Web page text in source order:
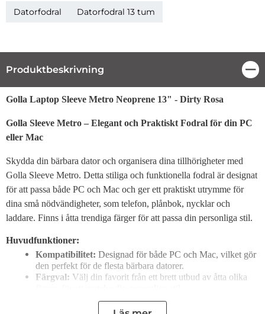
Datorfodral Datorfodral 13 tum
Produktbeskrivning
Produktbeskrivning
Golla Laptop Sleeve Metro Neoprene 13" - Dirty Rosa
Golla Sleeve Metro – Elegant och Praktiskt Fodral för din PC
eller Mac
Skydda din bärbara dator och organisera dina tillhörigheter med
Golla Sleeve Metro. Detta stiliga och funktionella fodral är designat
för att passa både PC och Mac och ger ett praktiskt utrymme för
dina små nödvändigheter, som telefon, plånbok, nycklar och
laddare. Finns i åtta trendiga färger för att passa din personliga stil.
Huvudfunktioner:
Kompatibilitet: Designad för både PC och Mac, vilket gör
den perfekt för de flesta bärbara datorer.
Färgval: Välj din favorit från ett brett utbud av åtta olika
Designad i Finland:Högkvalitativ design som kombinerar
funktion och estetik, skapad för att ge långvarigt skydd och